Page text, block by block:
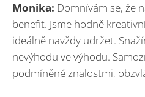
Monika: Domnívám se, že
benefit. Jsme hodně
ideálně navždy udržet.
nevýhodu ve výhodu.
podmíněné znalostmi,